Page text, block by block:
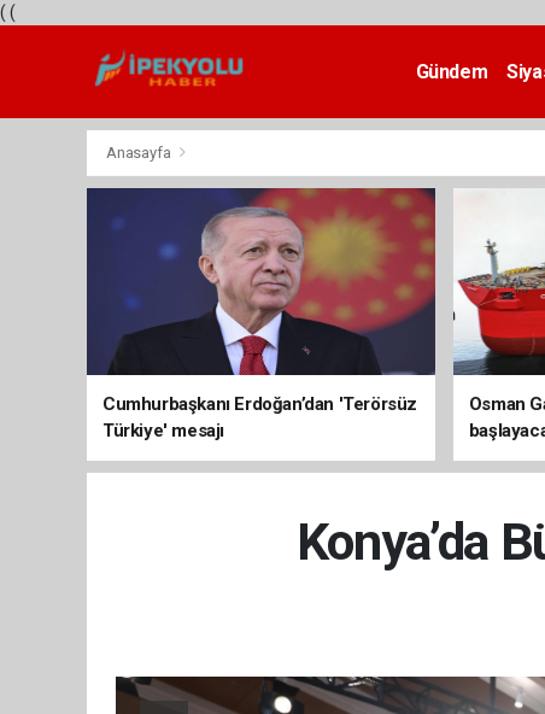
( (
Gündem
Anasayfa
Cumhurbaşkanı Erdoğan’dan 'Terörsüz
Türkiye' mesajı
Osman
üretimi
Konya’da